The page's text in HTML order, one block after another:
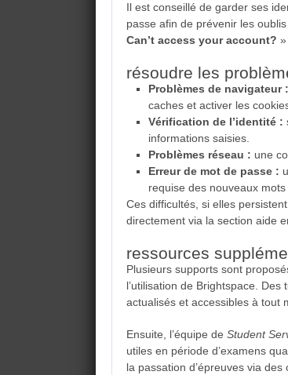
Il est conseillé de garder ses
passe afin de prévenir les
Can’t access your account?
résoudre les
Problèmes de navigateur :
caches et activer les
Vérification de l’identité :
informations saisies.
Problèmes réseau : une
Erreur de mot de passe :
requise des nouveaux
Ces difficultés, si elles
directement via la section aide
ressources
Plusieurs supports sont
l’utilisation de Brightspace.
actualisés et accessibles à tout
Ensuite, l’équipe de Student
utiles en période d’examens
la passation d’épreuves via